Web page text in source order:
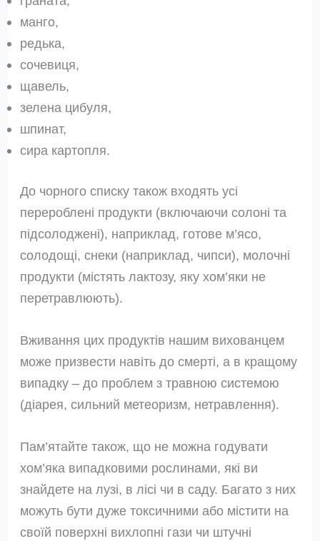
манго,
редька,
сочевиця,
щавель,
зелена цибуля,
шпинат,
сира картопля.
До чорного списку також входять усі
перероблені продукти (включаючи солоні та
підсолоджені), наприклад, готове м’ясо,
солодощі, снеки (наприклад, чипси), молочні
продукти (містять лактозу, яку хом’яки не
перетравлюють).
Вживання цих продуктів нашим вихованцем
може призвести навіть до смерті, а в кращому
випадку – до проблем з травною системою
(діарея, сильний метеоризм, нетравлення).
Пам’ятайте також, що не можна годувати
хом’яка випадковими рослинами, які ви
знайдете на лузі, в лісі чи в саду. Багато з них
можуть бути дуже токсичними або містити на
своїй поверхні вихлопні гази чи штучні